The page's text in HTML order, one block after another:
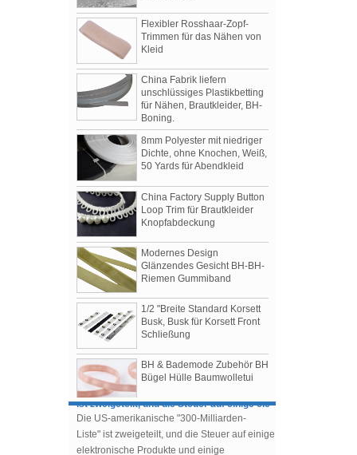
Trimmen für das Nähen von
Kleid
unschlüssiges Plastikbetting
für Nähen, Brautkleider, BH-
Boning.
8mm Polyester mit niedriger
Dichte, ohne Knochen, Weiß,
50 Yards für Abendkleid
Loop Trim für Brautkleider
Knopfabdeckung
Glänzendes Gesicht BH-BH-
Riemen Gummiband
Busk, Busk für Korsett Front
Schließung
Bügel Hülle Baumwolletui
Mit Nylon beschichteter,
nickelfreier BH-Schieber,
Herstellung von BHs
Damenbekleidung Herbst / Winter 2019
Shows
Die 3 meistgesprochenen Shows der Saison
1.Tomo Koizumi
2.Bottega Veneta
3.Prada
Die US-amerikanische "300-Milliarden-Liste"
ist zweigeteilt, und die Steuer auf einige ele
Die US-amerikanische "300-Milliarden-
Liste" ist zweigeteilt, und die Steuer auf einige
elektronische Produkte und einige
Kleidungsstücke wird bis Dezember verlängert.